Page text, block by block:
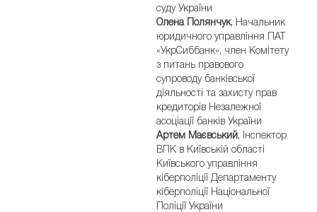
суду України
Олена Полянчук, Начальник
юридичного управління ПАТ
«УкрСиббанк», член Комітету
з питань правового
супроводу банківської
діяльності та захисту прав
кредиторів Незалежної
асоціації банків України
Артем Маєвський, Інспектор
ВПК в Київській області
Київського управління
кіберполіції Департаменту
кіберполіції Національної
Поліції України